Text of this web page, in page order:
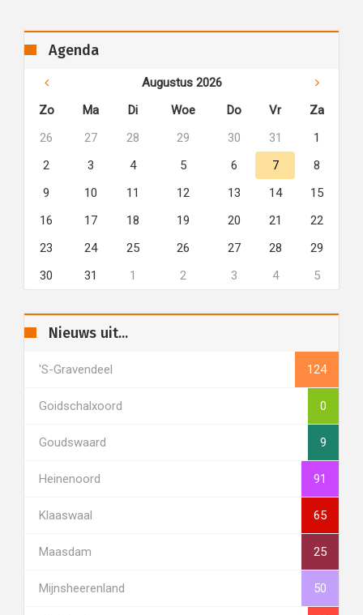
Agenda
Augustus 2026
Zo
Ma Di Woe Do Vr
Za
26
27 28 29 30 31
1
2
3 4 5 6 7
8
9
10 11 12 13 14
15
16
17 18 19 20 21
22
23
24 25 26 27 28
29
30
31 1 2 3 4 5
Nieuws uit...
's-Gravendeel 124
Goidschalxoord 0
Goudswaard 9
Heinenoord 91
Klaaswaal 65
Maasdam 25
Mijnsheerenland 50